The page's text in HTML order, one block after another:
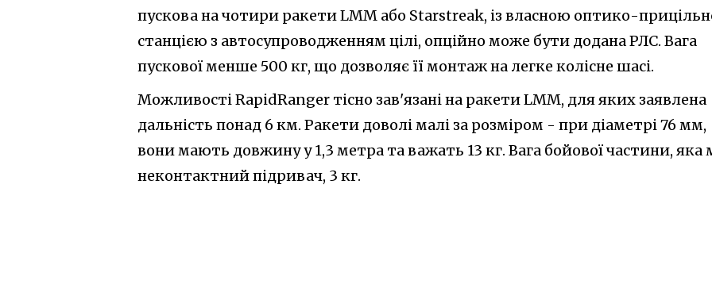
пускова на чотири ракети LMM або Starstreak, із власною оптико-
станцією з автосупроводженням цілі, опційно може бути додана РЛС. Вага
пускової менше 500 кг, що дозволяє її монтаж на легке колісне шасі.
Можливості RapidRanger тісно зав'язані на ракети LMM, для яких заявлена
дальність понад 6 км. Ракети доволі малі за розміром - при діаметрі 76 мм,
вони мають довжину у 1,3 метра та важать 13 кг. Вага бойової частини, яка
неконтактний підривач, 3 кг.